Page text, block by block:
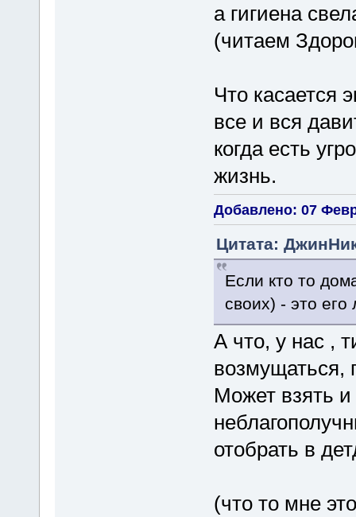
а гигиена
(читаем
Что касается
все и вся
когда есть
жизнь.
Добавлено: 07
Цитата:
Если кто то
своих) - это
А что, у нас ,
возмущаться,
Может взять
отобрать в
(что то мне